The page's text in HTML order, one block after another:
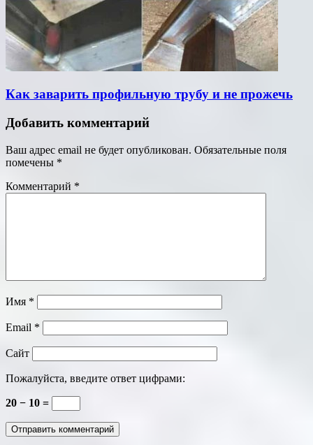
Как заварить профильную трубу и не прожечь
Добавить комментарий
Ваш адрес email не будет опубликован. Обязательные поля
помечены *
Комментарий *
Имя *
Email *
Сайт
Пожалуйста, введите ответ цифрами:
20 − 10 =